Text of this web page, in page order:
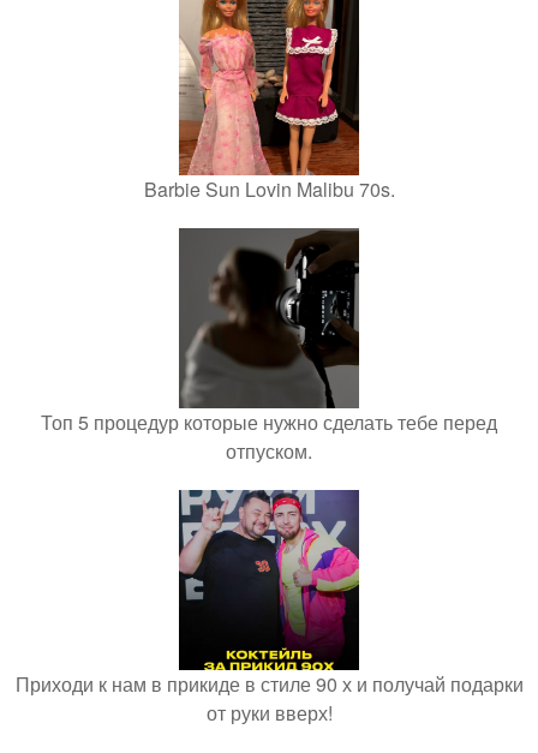
Barbie Sun Lovin Malibu 70s.
Топ 5 процедур которые нужно сделать тебе перед
отпуском.
Приходи к нам в прикиде в стиле 90 х и получай подарки
от руки вверх!